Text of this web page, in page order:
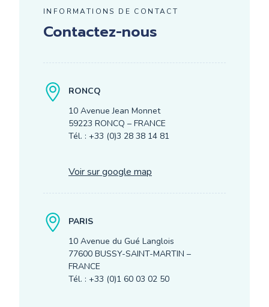
INFORMATIONS DE CONTACT
Contactez-nous
RONCQ
10 Avenue Jean Monnet
59223 RONCQ – FRANCE
Tél. : +33 (0)3 28 38 14 81
Voir sur google map
PARIS
10 Avenue du Gué Langlois
77600 BUSSY-SAINT-MARTIN –
FRANCE
Tél. : +33 (0)1 60 03 02 50